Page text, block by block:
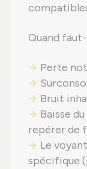
Quand
Perte
Bruit
Baisse
repérer de
Le
spécifique